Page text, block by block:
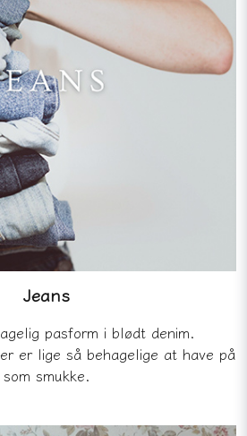
Jeans
pasform i blødt denim.
er lige så behagelige at have på
som smukke.